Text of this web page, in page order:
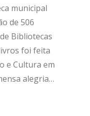
municipal
de 506
Bibliotecas
foi feita
e Cultura em
alegria…